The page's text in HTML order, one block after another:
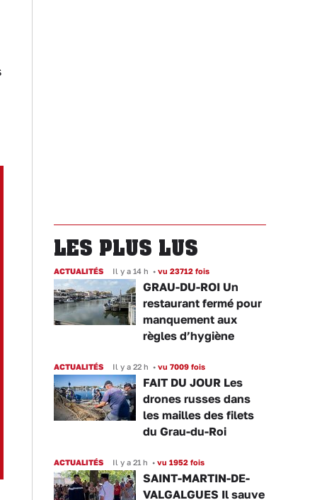
LES PLUS LUS
ACTUALITÉS Il y a 14 h • vu 23712 fois
GRAU-DU-ROI Un
restaurant fermé pour
manquement aux
règles d’hygiène
ACTUALITÉS Il y a 22 h • vu 7009 fois
FAIT DU JOUR Les
drones russes dans
les mailles des filets
du Grau-du-Roi
ACTUALITÉS Il y a 21 h • vu 1952 fois
SAINT-MARTIN-DE-
VALGALGUES Il sauve